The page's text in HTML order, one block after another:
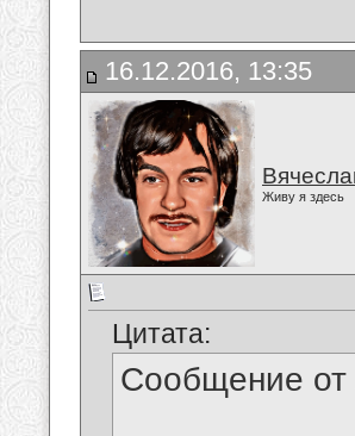
16.12.2016, 13:35
Живу я здесь
Цитата:
Сообщение от